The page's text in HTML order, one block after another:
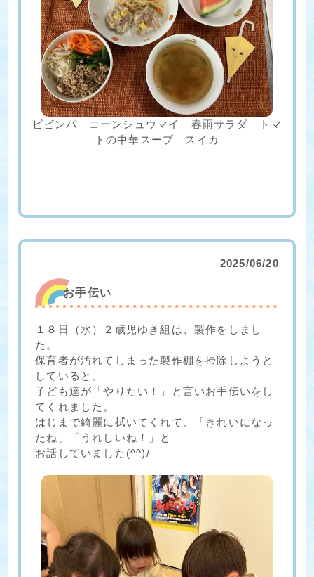
ビビンバ コーンシュウマイ 春雨サラダ トマ
トの中華スープ スイカ
2025/06/20
お手伝い
１８日（水）２歳児ゆき組は、製作をしまし
た。
保育者が汚れてしまった製作棚を掃除しようと
していると、
子ども達が「やりたい！」と言いお手伝いをし
てくれました。
はじまで綺麗に拭いてくれて、「きれいになっ
たね」「うれしいね！」と
お話していました(^^)/